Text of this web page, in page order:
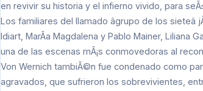
en revivir su historia y el infierno vivido, para
Los familiares del llamado âgrupo de los
Idiart, MarÃ­a Magdalena y Pablo Mainer, Liliana
una de las escenas mÃ¡s conmovedoras al
Von Wernich tambiÃ©n fue condenado como
agravados, que sufrieron los sobrevivientes,